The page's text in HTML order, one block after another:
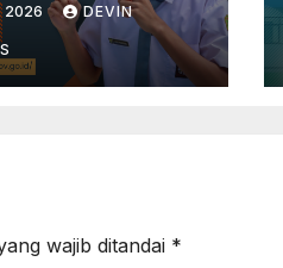
2026 DEVIN
wajib ditandai *